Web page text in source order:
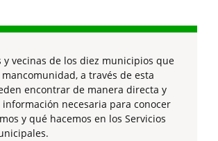
y vecinas de los diez municipios que
a través de esta
encontrar de manera directa y
necesaria para conocer
y qué hacemos en los Servicios